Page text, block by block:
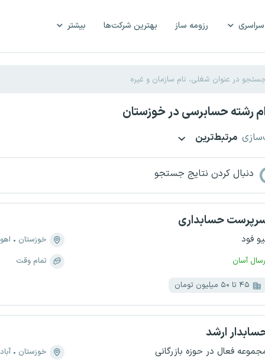
رزومه ساز بهترین شرکت‌ها بیشتر
رشته حسابرسی در خوزستان
مرتبط‌ترین
دنبال کردن نتایج جستجو
حسابداری
فود
آسان
خوزستان
تمام وقت
۴۵ تا ۵۰ میلیون تومان
ارشد
فعال در حوزه بازرگانی خوزستان